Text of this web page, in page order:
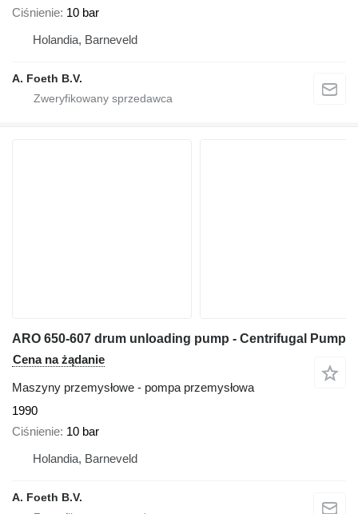
Ciśnienie 10 bar
Holandia, Barneveld
A. Foeth B.V.
ARO 650-607 drum unloading pump - Centrifugal Pump
Cena na żądanie
Maszyny przemysłowe - pompa przemysłowa
1990
Ciśnienie 10 bar
Holandia, Barneveld
A. Foeth B.V.